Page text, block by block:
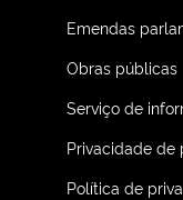
Emendas
Obras públicas
Serviço de
Privacidade de
Política de